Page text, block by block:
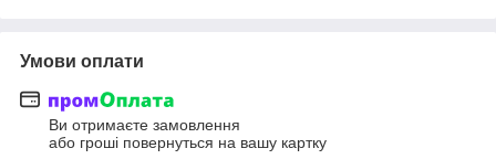
Умови оплати
Ви отримаєте замовлення
або гроші повернуться на вашу картку